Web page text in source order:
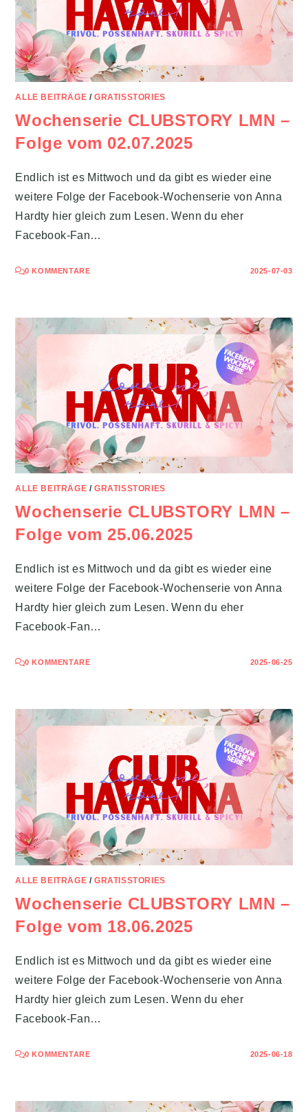
ALLE BEITRÄGE /GRATISSTORIES
Wochenserie CLUBSTORY LMN –
Folge vom 02.07.2025
Endlich ist es Mittwoch und da gibt es wieder eine
weitere Folge der Facebook-Wochenserie von Anna
Hardty hier gleich zum Lesen. Wenn du eher
Facebook-Fan…
0 KOMMENTARE 2025-07-03
ALLE BEITRÄGE /GRATISSTORIES
Wochenserie CLUBSTORY LMN –
Folge vom 25.06.2025
Endlich ist es Mittwoch und da gibt es wieder eine
weitere Folge der Facebook-Wochenserie von Anna
Hardty hier gleich zum Lesen. Wenn du eher
Facebook-Fan…
0 KOMMENTARE 2025-06-25
ALLE BEITRÄGE /GRATISSTORIES
Wochenserie CLUBSTORY LMN –
Folge vom 18.06.2025
Endlich ist es Mittwoch und da gibt es wieder eine
weitere Folge der Facebook-Wochenserie von Anna
Hardty hier gleich zum Lesen. Wenn du eher
Facebook-Fan…
0 KOMMENTARE 2025-06-18